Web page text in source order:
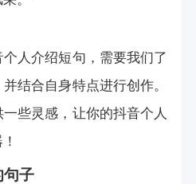
人介绍短句，需要我们了
结合自身特点进行创作。
些灵感，让你的抖音个人
句子